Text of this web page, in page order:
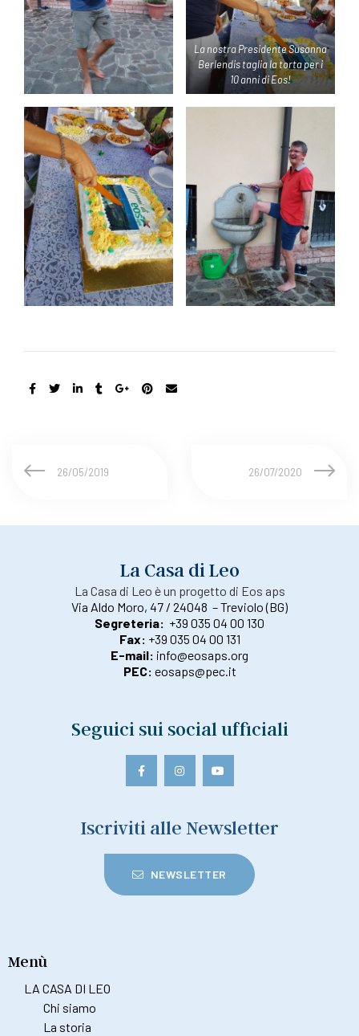
La nostra Presidente Susanna
Berlendis taglia la torta per i
10 anni di Eos!
26/05/2019 26/07/2020
La Casa di Leo
La Casa di Leo è un progetto di Eos aps
Via Aldo Moro, 47 / 24048 – Treviolo (BG)
Segreteria: +39 035 04 00 130
Fax: +39 035 04 00 131
E-mail: info@eosaps.org
PEC: eosaps@pec.it
Seguici sui social ufficiali
Iscriviti alle Newsletter
NEWSLETTER
Menù
LA CASA DI LEO
Chi siamo
La storia